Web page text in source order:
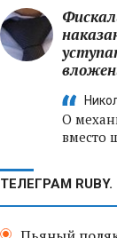
О
вместо
ТЕЛЕГРАМ